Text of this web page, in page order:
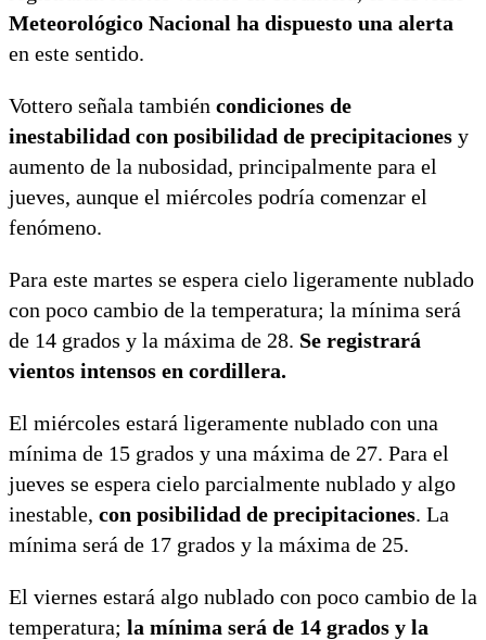
Meteorológico Nacional ha dispuesto una alerta
en este sentido.
Vottero señala también condiciones de
inestabilidad con posibilidad de precipitaciones y
aumento de la nubosidad, principalmente para el
jueves, aunque el miércoles podría comenzar el
fenómeno.
Para este martes se espera cielo ligeramente nublado
con poco cambio de la temperatura; la mínima será
de 14 grados y la máxima de 28. Se registrará
vientos intensos en cordillera.
El miércoles estará ligeramente nublado con una
mínima de 15 grados y una máxima de 27. Para el
jueves se espera cielo parcialmente nublado y algo
inestable, con posibilidad de precipitaciones. La
mínima será de 17 grados y la máxima de 25.
El viernes estará algo nublado con poco cambio de la
temperatura; la mínima será de 14 grados y la